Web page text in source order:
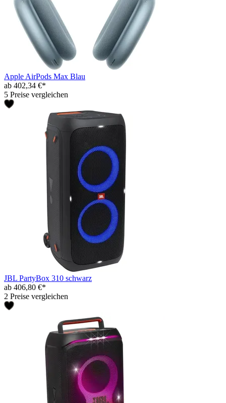
Apple AirPods Max Blau
ab 402,34 €*
5 Preise vergleichen
JBL PartyBox 310 schwarz
ab 406,80 €*
2 Preise vergleichen